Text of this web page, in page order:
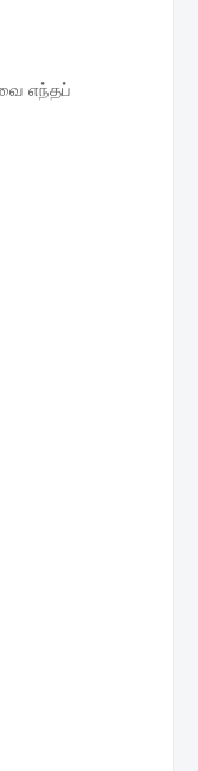
எந்தப்